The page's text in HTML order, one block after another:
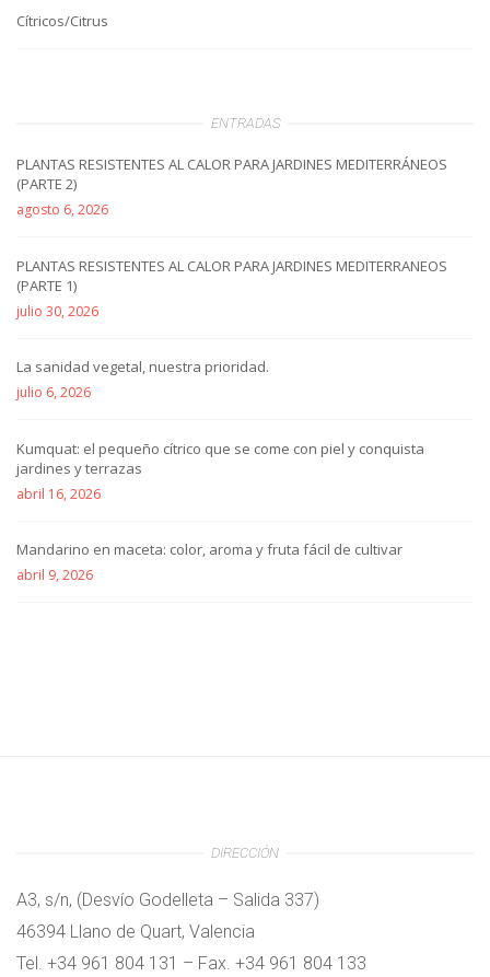
Cítricos/Citrus
ENTRADAS
PLANTAS RESISTENTES AL CALOR PARA JARDINES MEDITERRÁNEOS
(PARTE 2)
agosto 6, 2026
PLANTAS RESISTENTES AL CALOR PARA JARDINES MEDITERRANEOS
(PARTE 1)
julio 30, 2026
La sanidad vegetal, nuestra prioridad.
julio 6, 2026
Kumquat: el pequeño cítrico que se come con piel y conquista
jardines y terrazas
abril 16, 2026
Mandarino en maceta: color, aroma y fruta fácil de cultivar
abril 9, 2026
DIRECCIÓN
A3, s/n, (Desvío Godelleta – Salida 337)
46394 Llano de Quart, Valencia
Tel. +34 961 804 131 – Fax. +34 961 804 133